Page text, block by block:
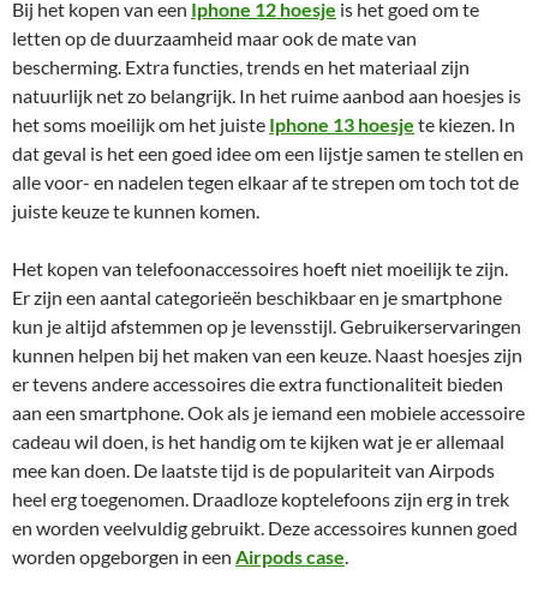
Bij het kopen van een Iphone 12 hoesje is het goed om te
letten op de duurzaamheid maar ook de mate van
bescherming. Extra functies, trends en het materiaal zijn
natuurlijk net zo belangrijk. In het ruime aanbod aan hoesjes is
het soms moeilijk om het juiste Iphone 13 hoesje te kiezen. In
dat geval is het een goed idee om een lijstje samen te stellen en
alle voor- en nadelen tegen elkaar af te strepen om toch tot de
juiste keuze te kunnen komen.
Het kopen van telefoonaccessoires hoeft niet moeilijk te zijn.
Er zijn een aantal categorieën beschikbaar en je smartphone
kun je altijd afstemmen op je levensstijl. Gebruikerservaringen
kunnen helpen bij het maken van een keuze. Naast hoesjes zijn
er tevens andere accessoires die extra functionaliteit bieden
aan een smartphone. Ook als je iemand een mobiele accessoire
cadeau wil doen, is het handig om te kijken wat je er allemaal
mee kan doen. De laatste tijd is de populariteit van Airpods
heel erg toegenomen. Draadloze koptelefoons zijn erg in trek
en worden veelvuldig gebruikt. Deze accessoires kunnen goed
worden opgeborgen in een Airpods case.